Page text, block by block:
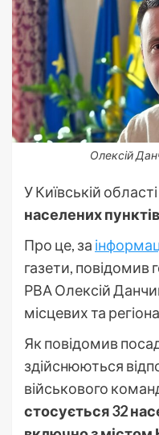
Олексій
У Київській області
населених
Про це, за
газети, повідомив
РВА Олексій
місцевих та
Як повідомив
здійснюються
військового
стосується 32